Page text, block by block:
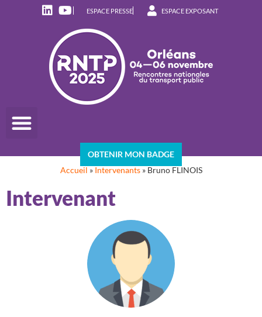
ESPACE PRESSE ESPACE EXPOSANT
OBTENIR MON BADGE
Accueil » Intervenants» Bruno FLINOIS
Intervenant